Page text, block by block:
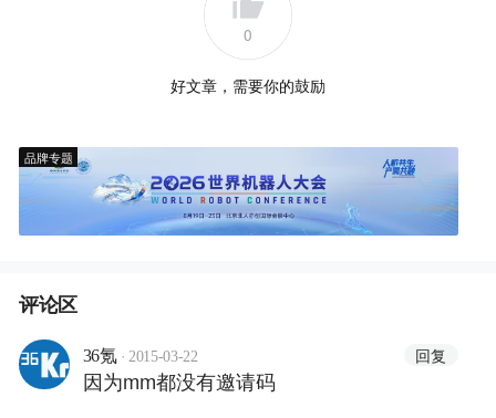
0
好文章，需要你的鼓励
品牌专题
评论区
36氪 · 2015-03-22 回复
因为mm都没有邀请码